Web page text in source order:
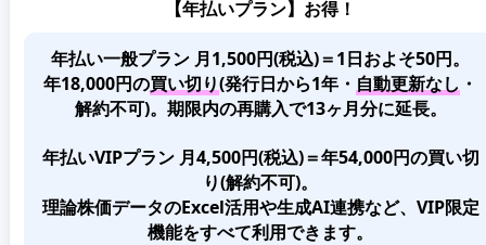
【年払いプラン】お得！
年払い一般プラン 月1,500円(税込)＝1日およそ50円。
年18,000円の買い切り(発行日から1年・ 自動更新なし ・
解約不可)。期限内の再購入で13ヶ月分に延長。
年払いVIPプラン 月4,500円(税込)＝年54,000円の買い切
り(解約不可)。
理論株価データのExcel活用や生成AI連携など、VIP限定
機能をすべて利用できます。